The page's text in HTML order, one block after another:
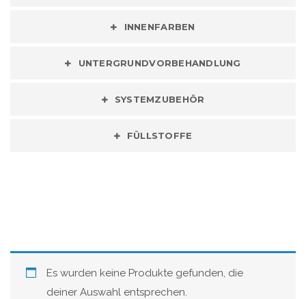
INNENFARBEN
UNTERGRUNDVORBEHANDLUNG
SYSTEMZUBEHÖR
FÜLLSTOFFE
Es wurden keine Produkte gefunden, die
deiner Auswahl entsprechen.